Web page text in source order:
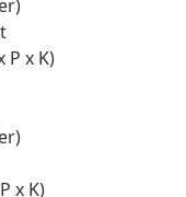
P x K)
x K)